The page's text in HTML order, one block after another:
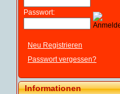
Passwort:
Neu Registrieren
Passwort vergessen?
Informationen